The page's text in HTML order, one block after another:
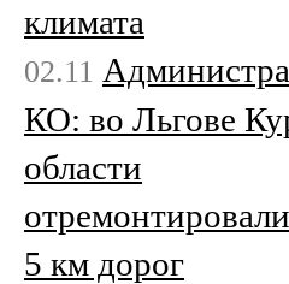
климата
02.11
КО: во Льгове
области
5 км дорог